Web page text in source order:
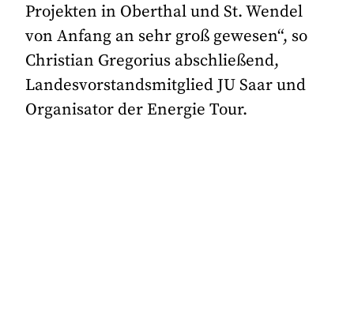
Projekten in Oberthal und St. Wendel
von Anfang an sehr groß gewesen“, so
Christian Gregorius abschließend,
Landesvorstandsmitglied JU Saar und
Organisator der Energie Tour.